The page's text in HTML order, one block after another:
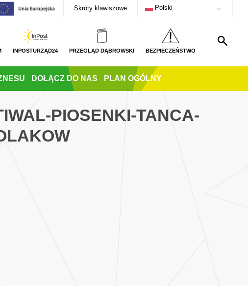
Skróty klawiszowe Polski
INPOSTURZĄD24 PRZEGLĄD DĄBROWSKI BEZPIECZEŃSTWO
DOŁĄCZ DO NAS PLAN OGÓLNY
PIOSENKI-TANCA-